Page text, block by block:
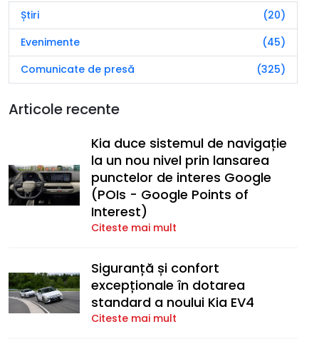
Știri
(20)
Evenimente
(45)
Comunicate de presă
(325)
Articole recente
Kia duce sistemul de navigație
la un nou nivel prin lansarea
punctelor de interes Google
(POIs - Google Points of
Interest)
Citeste mai mult
Siguranță și confort
excepționale în dotarea
standard a noului Kia EV4
Citeste mai mult